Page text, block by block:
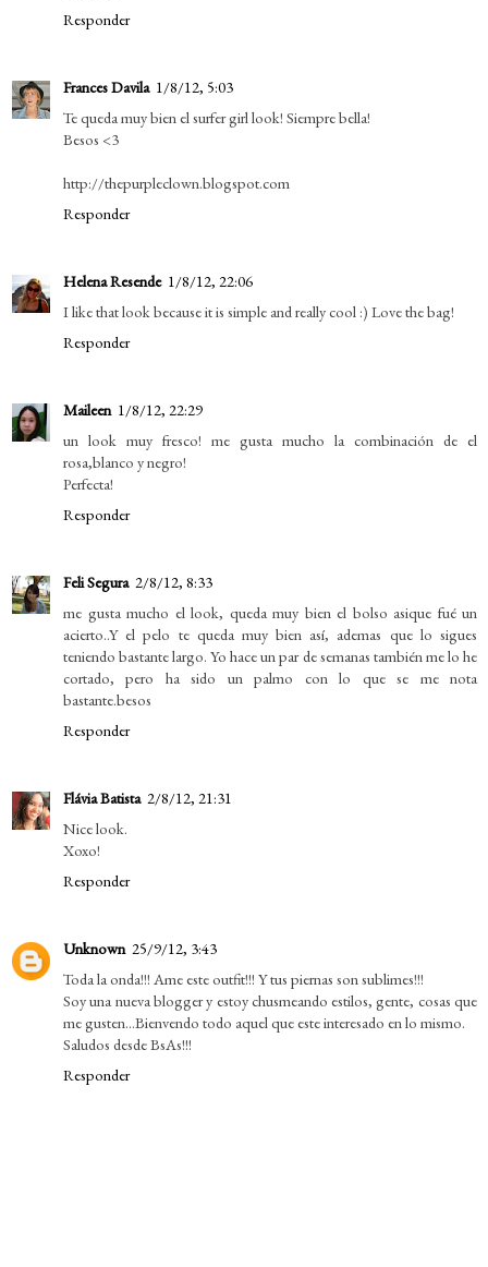
Responder
Frances Davila 1/8/12, 5:03
Te queda muy bien el surfer girl look! Siempre bella!
Besos <3
http://thepurpleclown.blogspot.com
Responder
Helena Resende 1/8/12, 22:06
I like that look because it is simple and really cool :) Love the bag!
Responder
Maileen 1/8/12, 22:29
un look muy fresco! me gusta mucho la combinación de el
rosa,blanco y negro!
Perfecta!
Responder
Feli Segura 2/8/12, 8:33
me gusta mucho el look, queda muy bien el bolso asique fué un
acierto..Y el pelo te queda muy bien así, ademas que lo sigues
teniendo bastante largo. Yo hace un par de semanas también me lo he
cortado, pero ha sido un palmo con lo que se me nota
bastante.besos
Responder
Flávia Batista 2/8/12, 21:31
Nice look.
Xoxo!
Responder
Unknown 25/9/12, 3:43
Toda la onda!!! Ame este outfit!!! Y tus piernas son sublimes!!!
Soy una nueva blogger y estoy chusmeando estilos, gente, cosas que
me gusten...Bienvendo todo aquel que este interesado en lo mismo.
Saludos desde BsAs!!!
Responder